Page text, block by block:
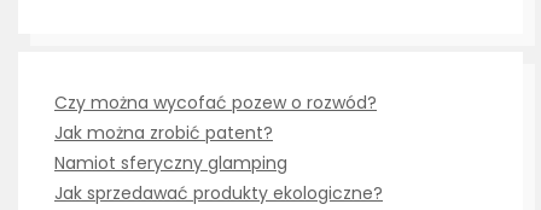
Czy można wycofać pozew o rozwód?
Jak można zrobić patent?
Namiot sferyczny glamping
Jak sprzedawać produkty ekologiczne?